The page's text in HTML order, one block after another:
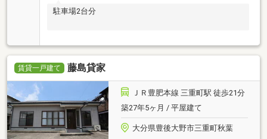
駐車場2台分
賃貸一戸建て 藤島貸家
ＪＲ豊肥本線 三重町駅 徒歩21分
築27年5ヶ月 / 平屋建て
大分県豊後大野市三重町秋葉